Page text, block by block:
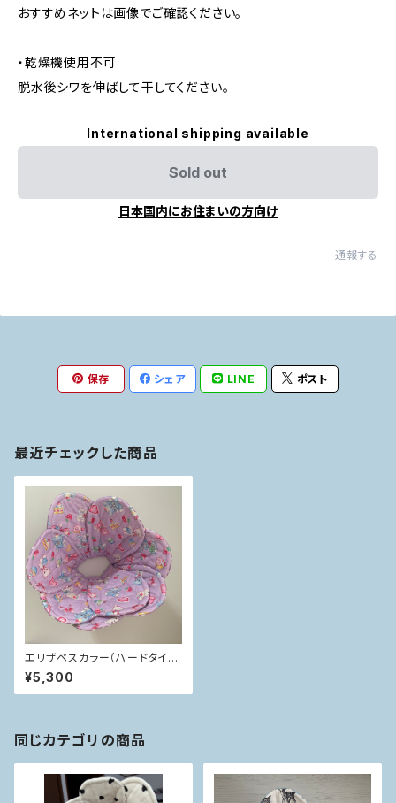
おすすめネットは画像でご確認ください。
・乾燥機使用不可
脱水後シワを伸ばして干してください。
International shipping available
Sold out
日本国内にお住まいの方向け
通報する
保存 シェア LINE ポスト
最近チェックした商品
エリザベスカラー（ハードタイ
プ）
¥5,300
同じカテゴリの商品